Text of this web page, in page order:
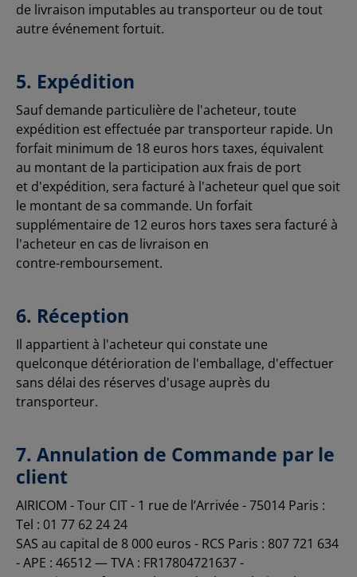
de livraison imputables au transporteur ou de tout
autre événement fortuit.
5. Expédition
Sauf demande particulière de l'acheteur, toute
expédition est effectuée par transporteur rapide. Un
forfait minimum de 18 euros hors taxes, équivalent
au montant de la participation aux frais de port
et d'expédition, sera facturé à l'acheteur quel que soit
le montant de sa commande. Un forfait
supplémentaire de 12 euros hors taxes sera facturé à
l'acheteur en cas de livraison en
contre-remboursement.
6. Réception
Il appartient à l'acheteur qui constate une
quelconque détérioration de l'emballage, d'effectuer
sans délai des réserves d'usage auprès du
transporteur.
7. Annulation de Commande par le
client
AIRICOM - Tour CIT - 1 rue de l’Arrivée - 75014 Paris :
Tel : 01 77 62 24 24
SAS au capital de 8 000 euros - RCS Paris : 807 721 634
- APE : 46512 — TVA : FR17804721637 -